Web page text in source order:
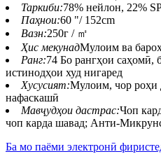
Таркиби:78% нейлон, 22%
Паҳнои:60 "/ 152cm
Вазн:250г / ㎡
Ҳис мекунадМулоим ва
Ранг:74 Бо рангҳои саҳомӣ,
истинодҳои худ нигаред
Хусусият:Мулоим, чор роҳи
нафаскашӣ
Мавҷудҳои дастрас:Чоп
чоп карда шавад; Анти-
Ба мо паёми электронӣ